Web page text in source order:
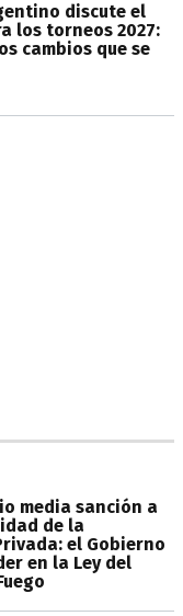
discute el
los torneos 2027:
cambios que se
media sanción a
de la
el Gobierno
en la Ley del